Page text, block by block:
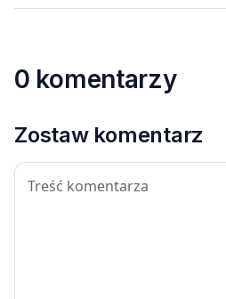
0 komentarzy
Zostaw komentarz